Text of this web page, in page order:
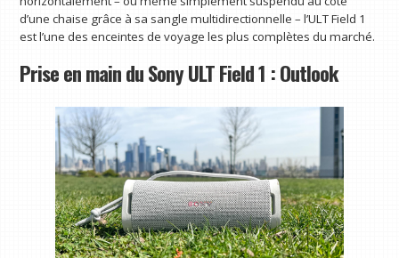
d’une chaise grâce à sa sangle multidirectionnelle – l’ULT Field 1
est l’une des enceintes de voyage les plus complètes du marché.
Prise en main du Sony ULT Field 1 : Outlook